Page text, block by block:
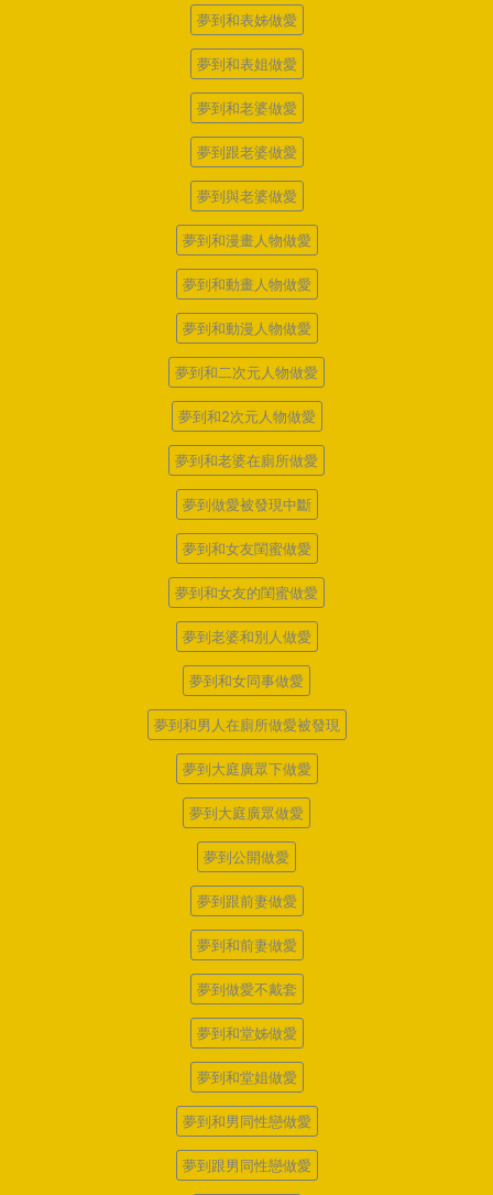
夢到和表姊做愛
夢到和表姐做愛
夢到和老婆做愛
夢到跟老婆做愛
夢到與老婆做愛
夢到和漫畫人物做愛
夢到和動畫人物做愛
夢到和動漫人物做愛
夢到和二次元人物做愛
夢到和2次元人物做愛
夢到和老婆在廁所做愛
夢到做愛被發現中斷
夢到和女友閨蜜做愛
夢到和女友的閨蜜做愛
夢到老婆和別人做愛
夢到和女同事做愛
夢到和男人在廁所做愛被發現
夢到大庭廣眾下做愛
夢到大庭廣眾做愛
夢到公開做愛
夢到跟前妻做愛
夢到和前妻做愛
夢到做愛不戴套
夢到和堂姊做愛
夢到和堂姐做愛
夢到和男同性戀做愛
夢到跟男同性戀做愛